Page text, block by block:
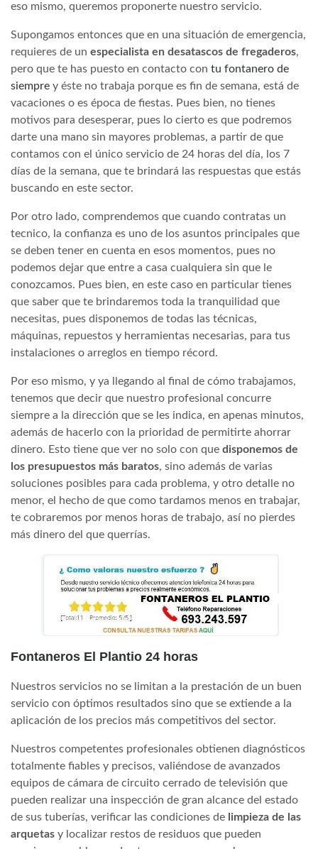
eso mismo, queremos proponerte nuestro servicio.
Supongamos entonces que en una situación de emergencia,
requieres de un especialista en desatascos de fregaderos,
pero que te has puesto en contacto con tu fontanero de
siempre y éste no trabaja porque es fin de semana, está de
vacaciones o es época de fiestas. Pues bien, no tienes
motivos para desesperar, pues lo cierto es que podremos
darte una mano sin mayores problemas, a partir de que
contamos con el único servicio de 24 horas del día, los 7
días de la semana, que te brindará las respuestas que estás
buscando en este sector.
Por otro lado, comprendemos que cuando contratas un
tecnico, la confianza es uno de los asuntos principales que
se deben tener en cuenta en esos momentos, pues no
podemos dejar que entre a casa cualquiera sin que le
conozcamos. Pues bien, en este caso en particular tienes
que saber que te brindaremos toda la tranquilidad que
necesitas, pues disponemos de todas las técnicas,
máquinas, repuestos y herramientas necesarias, para tus
instalaciones o arreglos en tiempo récord.
Por eso mismo, y ya llegando al final de cómo trabajamos,
tenemos que decir que nuestro profesional concurre
siempre a la dirección que se les indica, en apenas minutos,
además de hacerlo con la prioridad de permitirte ahorrar
dinero. Esto tiene que ver no solo con que disponemos de
los presupuestos más baratos, sino además de varias
soluciones posibles para cada problema, y otro detalle no
menor, el hecho de que como tardamos menos en trabajar,
te cobraremos por menos horas de trabajo, así no pierdes
más dinero del que querrías.
Fontaneros El Plantio 24 horas
Nuestros servicios no se limitan a la prestación de un buen
servicio con óptimos resultados sino que se extiende a la
aplicación de los precios más competitivos del sector.
Nuestros competentes profesionales obtienen diagnósticos
totalmente fiables y precisos, valiéndose de avanzados
equipos de cámara de circuito cerrado de televisión que
pueden realizar una inspección de gran alcance del estado
de sus tuberías, verificar las condiciones de limpieza de las
arquetas y localizar restos de residuos que pueden